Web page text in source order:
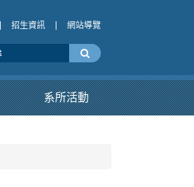
招生資訊 網站導覽
系所活動